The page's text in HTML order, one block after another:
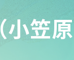
小笠